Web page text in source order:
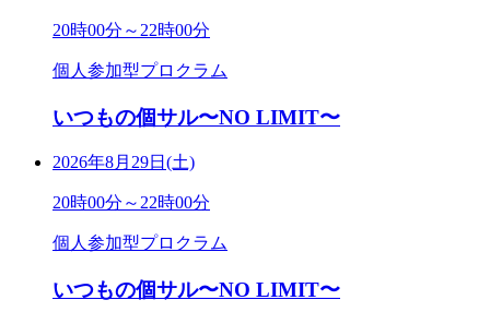
20時00分～22時00分
個人参加型プロクラム
いつもの個サル〜NO LIMIT〜
2026年8月29日(土)
20時00分～22時00分
個人参加型プロクラム
いつもの個サル〜NO LIMIT〜